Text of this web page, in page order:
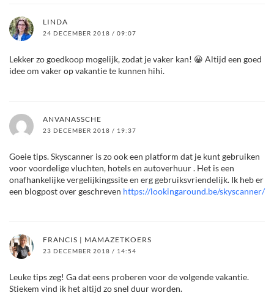
LINDA
24 DECEMBER 2018 / 09:07
Lekker zo goedkoop mogelijk, zodat je vaker kan! 😀 Altijd een goed
idee om vaker op vakantie te kunnen hihi.
ANVANASSCHE
23 DECEMBER 2018 / 19:37
Goeie tips. Skyscanner is zo ook een platform dat je kunt gebruiken
voor voordelige vluchten, hotels en autoverhuur . Het is een
onafhankelijke vergelijkingssite en erg gebruiksvriendelijk. Ik heb er
een blogpost over geschreven https://lookingaround.be/skyscanner/
FRANCIS | MAMAZETKOERS
23 DECEMBER 2018 / 14:54
Leuke tips zeg! Ga dat eens proberen voor de volgende vakantie.
Stiekem vind ik het altijd zo snel duur worden.